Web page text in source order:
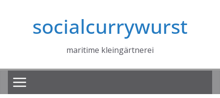
socialcurrywurst
maritime kleingärtnerei